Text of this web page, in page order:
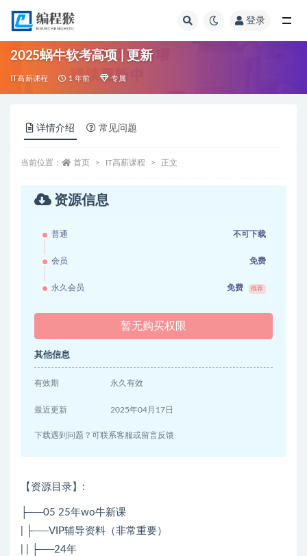
登录
2025蜗牛软考高项 | 更新
IT高薪课程 1 年前 专属
详情介绍 常见问题
当前位置： 首页 IT高薪课程 正文
资源信息
普通 不可下载
会员 免费
永久会员 免费 推荐
暂无购买权限
其他信息
有效期 永久有效
最近更新 2025年04月17日
下载遇到问题？可联系客服或留言反馈
【资源目录】:
├──05 25年wo牛新课
| ├──VIP辅导资料（非常重要）
| | ├──24年